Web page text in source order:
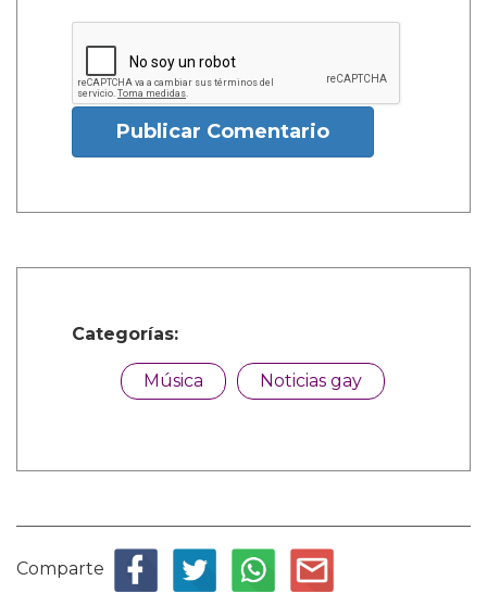
Publicar Comentario
Categorías:
Música Noticias gay
Comparte